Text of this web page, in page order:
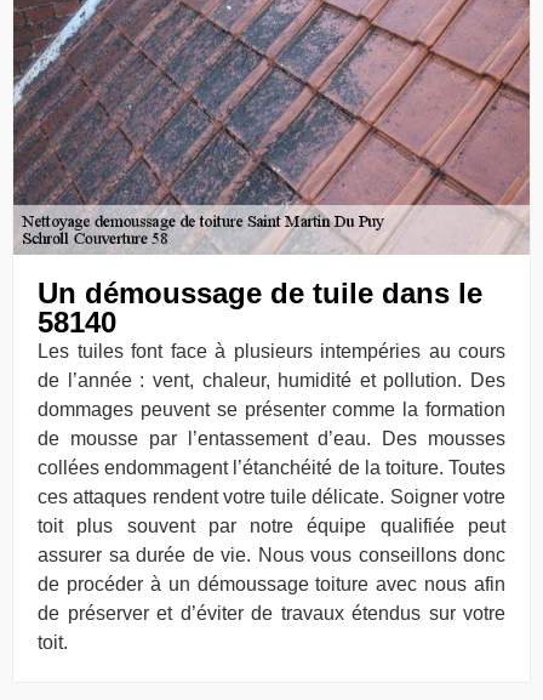
Un démoussage de tuile dans le
58140
Les tuiles font face à plusieurs intempéries au cours
de l’année : vent, chaleur, humidité et pollution. Des
dommages peuvent se présenter comme la formation
de mousse par l’entassement d’eau. Des mousses
collées endommagent l’étanchéité de la toiture. Toutes
ces attaques rendent votre tuile délicate. Soigner votre
toit plus souvent par notre équipe qualifiée peut
assurer sa durée de vie. Nous vous conseillons donc
de procéder à un démoussage toiture avec nous afin
de préserver et d’éviter de travaux étendus sur votre
toit.